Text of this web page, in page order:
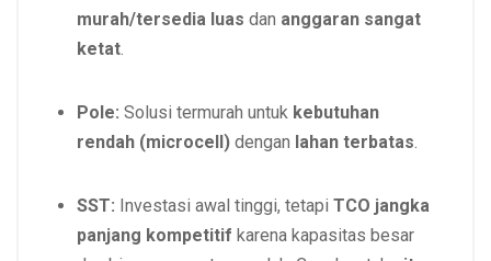
murah/tersedia luas dan anggaran sangat
ketat.
Pole: Solusi termurah untuk kebutuhan
rendah (microcell) dengan lahan terbatas.
SST: Investasi awal tinggi, tetapi TCO jangka
panjang kompetitif karena kapasitas besar